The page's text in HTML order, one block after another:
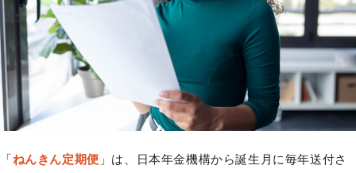
「ねんきん定期便 」は、日本年金機構から誕生月に毎年送付さ